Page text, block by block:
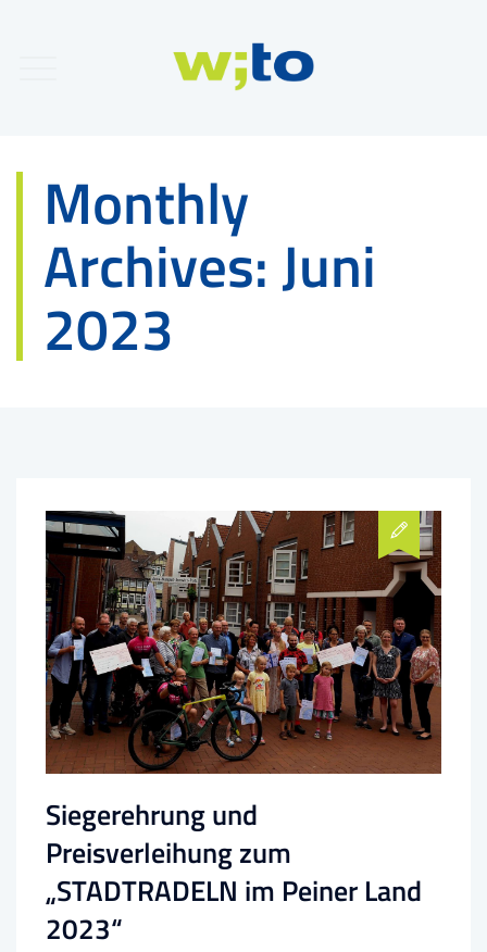
Monthly
Archives:Juni
2023
Siegerehrung und
Preisverleihung zum
„STADTRADELN im Peiner Land
2023“